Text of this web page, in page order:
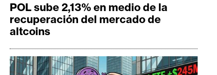
POL sube 2,13% en medio de la
recuperación del mercado de
altcoins